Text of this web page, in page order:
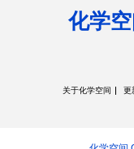
化学
关于化学空间 更